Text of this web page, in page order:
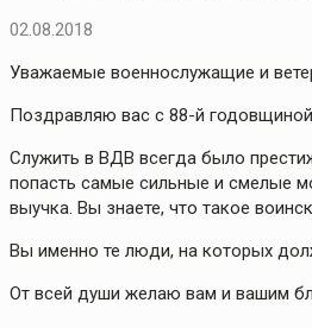
02.08.2018
Уважаемые военнослужащие и
Поздравляю вас с 88-й
Служить в ВДВ всегда было
попасть самые сильные и смелые
выучка. Вы знаете, что такое
Вы именно те люди, на которых
От всей души желаю вам и вашим